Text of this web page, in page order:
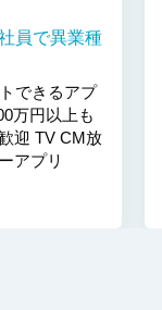
員で異業種
できるアプ
万円以上も
迎 TV CM放
アプリ